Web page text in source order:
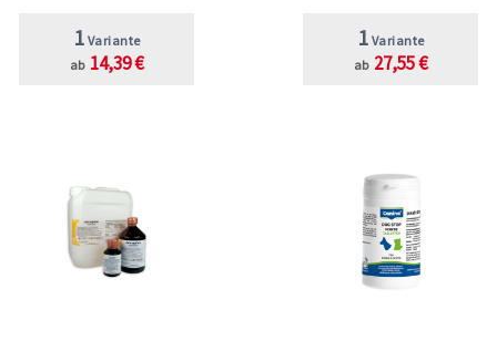
1 Variante
ab 14,39 €
1 Variante
ab 27,55 €